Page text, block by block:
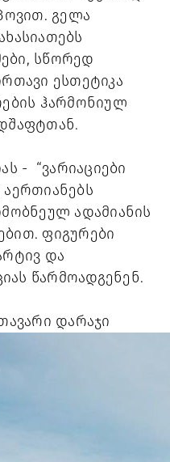
გელა
სწორედ
ესთეტიკა
ჰარმონიულ
-  “ვარიაციები
ადამიანის
ფიგურები
და
წარმოადგენენ.
დარაჯი